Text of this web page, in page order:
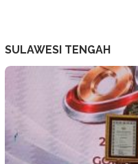
SULAWESI TENGAH